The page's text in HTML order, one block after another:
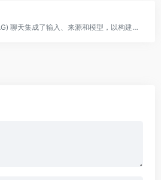
与检索增强生成 (RAG) 聊天集成了输入、来源和模型，以构建更强大的产品体验。